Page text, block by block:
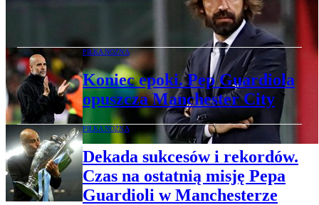
nie poprowadzi kadry, w tle rosyjski
PIŁKA NOŻNA
Koniec epoki. Pep Guardiola
opuszcza Manchester City
PIŁKA NOŻNA
Dekada sukcesów i rekordów.
Czas na ostatnią misję Pepa
Guardioli w Manchesterze